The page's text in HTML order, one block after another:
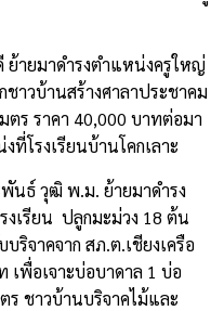
ยมาดำรงตำแหน่งครูใหญ่
าวบ้านสร้างศาลาประชาคม
ร ราคา 40,000 บาทต่อมา
โรงเรียนบ้านโคกเลาะ
วุฒิ พ.ม. ย้ายมาดำรง
เรียน ปลูกมะม่วง 18 ต้น
ริจาคจาก สภ.ต.เชียงเครือ
พื่อเจาะบ่อบาดาล 1 บ่อ
ร ชาวบ้านบริจาคไม้และ